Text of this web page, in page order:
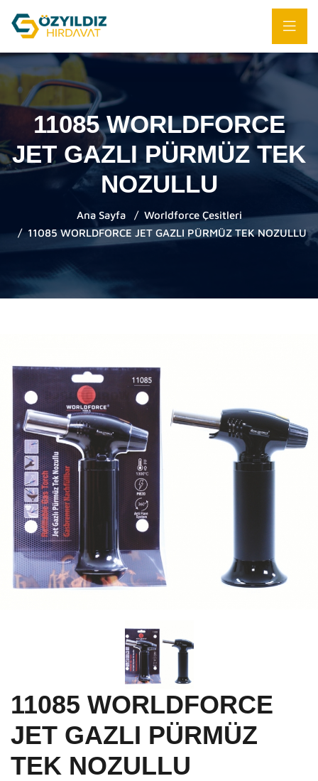
11085 WORLDFORCE
JET GAZLI PÜRMÜZ TEK
NOZULLU
Ana Sayfa
Worldforce Çesitleri
11085 WORLDFORCE JET GAZLI PÜRMÜZ TEK NOZULLU
11085 WORLDFORCE
JET GAZLI PÜRMÜZ
TEK NOZULLU